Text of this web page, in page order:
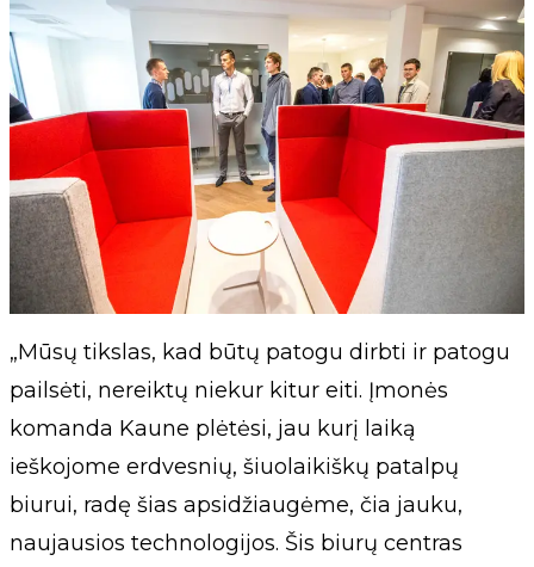
„Mūsų tikslas, kad būtų patogu dirbti ir patogu
pailsėti, nereiktų niekur kitur eiti. Įmonės
komanda Kaune plėtėsi, jau kurį laiką
ieškojome erdvesnių, šiuolaikiškų patalpų
biurui, radę šias apsidžiaugėme, čia jauku,
naujausios technologijos. Šis biurų centras